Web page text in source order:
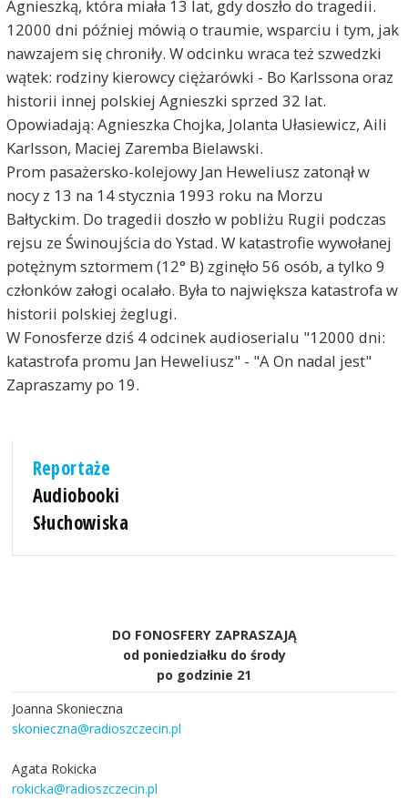
Agnieszką, która miała 13 lat, gdy doszło do tragedii.
12000 dni później mówią o traumie, wsparciu i tym, jak
nawzajem się chroniły. W odcinku wraca też szwedzki
wątek: rodziny kierowcy ciężarówki - Bo Karlssona oraz
historii innej polskiej Agnieszki sprzed 32 lat.
Opowiadają: Agnieszka Chojka, Jolanta Ułasiewicz, Aili
Karlsson, Maciej Zaremba Bielawski.
Prom pasażersko-kolejowy Jan Heweliusz zatonął w
nocy z 13 na 14 stycznia 1993 roku na Morzu
Bałtyckim. Do tragedii doszło w pobliżu Rugii podczas
rejsu ze Świnoujścia do Ystad. W katastrofie wywołanej
potężnym sztormem (12° B) zginęło 56 osób, a tylko 9
członków załogi ocalało. Była to największa katastrofa w
historii polskiej żeglugi.
W Fonosferze dziś 4 odcinek audioserialu "12000 dni:
katastrofa promu Jan Heweliusz" - "A On nadal jest"
Zapraszamy po 19.
Reportaże
Audiobooki
Słuchowiska
DO FONOSFERY ZAPRASZAJĄ
od poniedziałku do środy
po godzinie 21
Joanna Skonieczna
skonieczna@radioszczecin.pl
Agata Rokicka
rokicka@radioszczecin.pl